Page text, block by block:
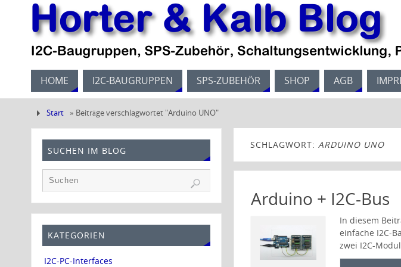
HOME I2C-BAUGRUPPEN SPS-ZUBEHÖR SHOP AGB
Start » Beiträge verschlagwortet "Arduino UNO"
SCHLAGWORT: ARDUINO UNO
Arduino + I2C-Bus
In diesem
einfache
zwei
SUCHEN IM BLOG
KATEGORIEN
I2C-PC-Interfaces